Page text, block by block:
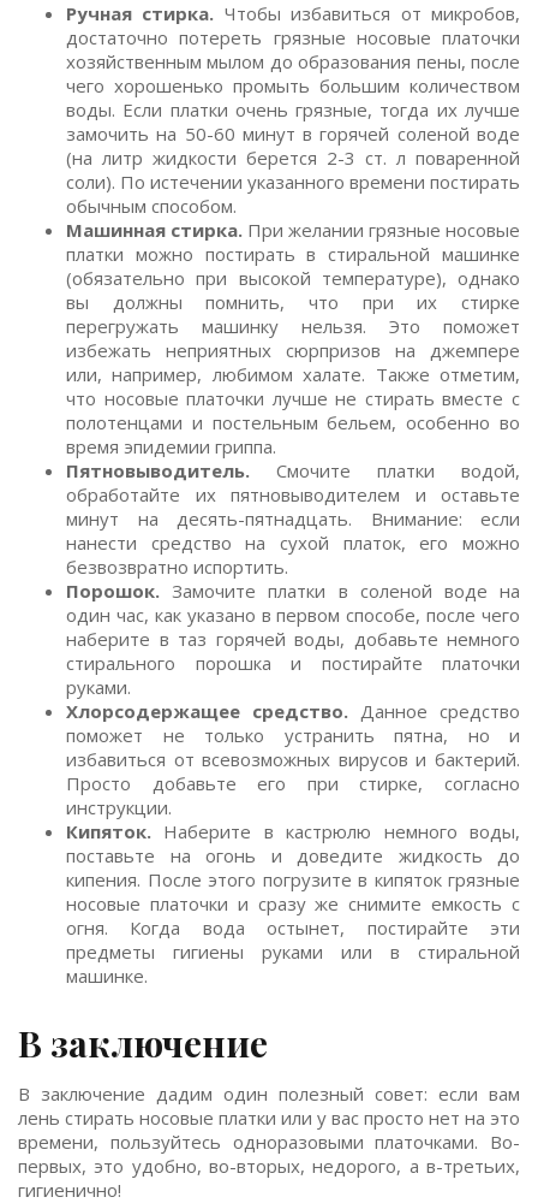
Ручная стирка. Чтобы избавиться от микробов,
достаточно потереть грязные носовые платочки
хозяйственным мылом до образования пены, после
чего хорошенько промыть большим количеством
воды. Если платки очень грязные, тогда их лучше
замочить на 50-60 минут в горячей соленой воде
(на литр жидкости берется 2-3 ст. л поваренной
соли). По истечении указанного времени постирать
обычным способом.
Машинная стирка. При желании грязные носовые
платки можно постирать в стиральной машинке
(обязательно при высокой температуре), однако
вы должны помнить, что при их стирке
перегружать машинку нельзя. Это поможет
избежать неприятных сюрпризов на джемпере
или, например, любимом халате. Также отметим,
что носовые платочки лучше не стирать вместе с
полотенцами и постельным бельем, особенно во
время эпидемии гриппа.
Пятновыводитель. Смочите платки водой,
обработайте их пятновыводителем и оставьте
минут на десять-пятнадцать. Внимание: если
нанести средство на сухой платок, его можно
безвозвратно испортить.
Порошок. Замочите платки в соленой воде на
один час, как указано в первом способе, после чего
наберите в таз горячей воды, добавьте немного
стирального порошка и постирайте платочки
руками.
Хлорсодержащее средство. Данное средство
поможет не только устранить пятна, но и
избавиться от всевозможных вирусов и бактерий.
Просто добавьте его при стирке, согласно
инструкции.
Кипяток. Наберите в кастрюлю немного воды,
поставьте на огонь и доведите жидкость до
кипения. После этого погрузите в кипяток грязные
носовые платочки и сразу же снимите емкость с
огня. Когда вода остынет, постирайте эти
предметы гигиены руками или в стиральной
машинке.
В заключение
В заключение дадим один полезный совет: если вам
лень стирать носовые платки или у вас просто нет на это
времени, пользуйтесь одноразовыми платочками. Во-
первых, это удобно, во-вторых, недорого, а в-третьих,
гигиенично!